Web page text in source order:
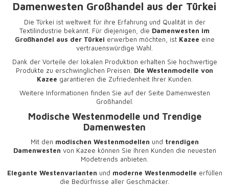
Damenwesten Großhandel aus der Türkei
Die Türkei ist weltweit für ihre Erfahrung und Qualität in der
Textilindustrie bekannt. Für diejenigen, die Damenwesten im
Großhandel aus der Türkei erwerben möchten, ist Kazee eine
vertrauenswürdige Wahl.
Dank der Vorteile der lokalen Produktion erhalten Sie hochwertige
Produkte zu erschwinglichen Preisen. Die Westenmodelle von
Kazee garantieren die Zufriedenheit Ihrer Kunden.
Weitere Informationen finden Sie auf der Seite Damenwesten
Großhandel
Modische Westenmodelle und Trendige
Damenwesten
Mit den modischen Westenmodellen und trendigen
Damenwesten von Kazee können Sie Ihren Kunden die neuesten
Modetrends anbieten.
Elegante Westenvarianten und moderne Westenmodelle erfüllen
die Bedürfnisse aller Geschmäcker.